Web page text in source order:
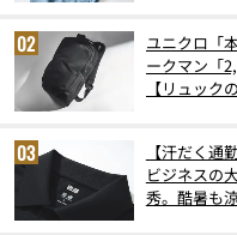
ユニクロ「
ークマン「
【リュック
【汗だく通
ビジネスの
秀。酷暑も